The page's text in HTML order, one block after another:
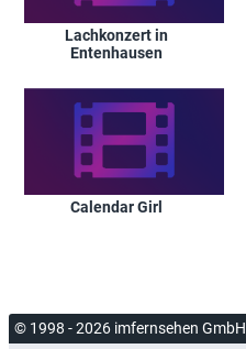
Lachkonzert in
Entenhausen
Calendar Girl
© 1998 - 2026 imfernsehen GmbH